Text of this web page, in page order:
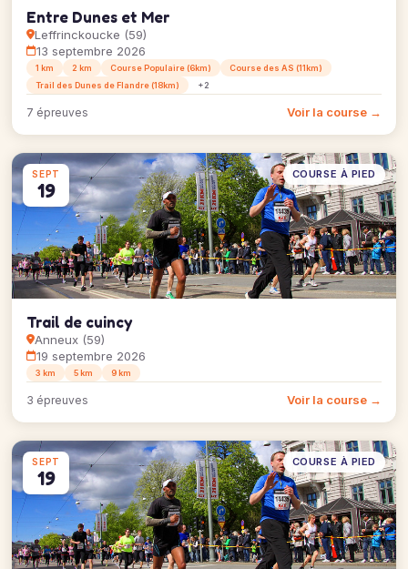
Entre Dunes et Mer
Leffrinckoucke (59)
13 septembre 2026
1 km 2 km Course Populaire (6km)
Course des AS (11km)
Trail des Dunes de Flandre (18km)
+2
7 épreuves Voir la course →
SEPT
19
COURSE À PIED
Trail de cuincy
Anneux (59)
19 septembre 2026
3 km 5 km 9 km
3 épreuves Voir la course →
SEPT
19
COURSE À PIED